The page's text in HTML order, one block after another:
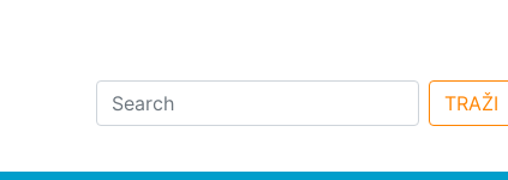
Search TRAŽI